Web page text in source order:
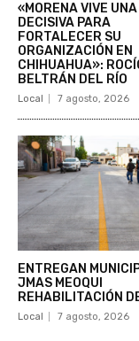
«MORENA VIVE
DECISIVA PARA
FORTALECER SU
ORGANIZACIÓN EN
CHIHUAHUA»:
BELTRÁN DEL RÍO
Local 7 agosto, 2026
ENTREGAN
JMAS MEOQUI
REHABILITACIÓN
Local 7 agosto, 2026